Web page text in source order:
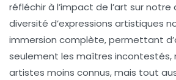
réfléchir à l’impact de l’art sur notre
diversité d’expressions artistiques
immersion complète, permettant
seulement les maîtres incontestés,
artistes moins connus, mais tout